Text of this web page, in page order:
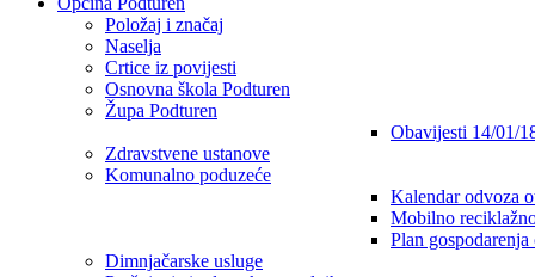
Položaj i značaj
Naselja
Crtice iz povijesti
Osnovna škola Podturen
Župa Podturen
Obavijesti 14/01/
Zdravstvene ustanove
Komunalno poduzeće
Kalendar odvoza
Mobilno
Plan gospodarenja
Dimnjačarske usluge